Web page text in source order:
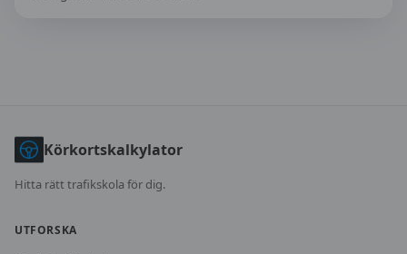
Körkortskalkylator
Hitta rätt trafikskola för dig.
UTFORSKA